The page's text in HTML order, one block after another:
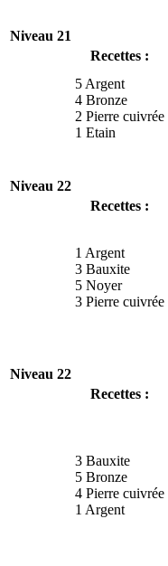
Niveau 21
Recettes :
5 Argent
4 Bronze
2 Pierre cuivrée
1 Etain
Niveau 22
Recettes :
1 Argent
3 Bauxite
5 Noyer
3 Pierre cuivrée
Niveau 22
Recettes :
3 Bauxite
5 Bronze
4 Pierre cuivrée
1 Argent